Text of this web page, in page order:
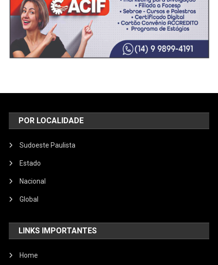
POR LOCALIDADE
Sudoeste Paulista
Estado
Nacional
Global
LINKS IMPORTANTES
Home